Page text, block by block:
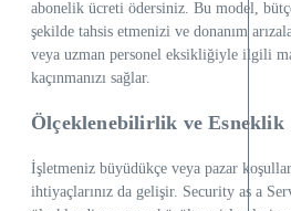
abonelik ücreti ödersiniz. Bu model,
şekilde tahsis etmenizi ve donanım
veya uzman personel eksikliğiyle ilgili
kaçınmanızı sağlar.
Ölçeklenebilirlik ve Esneklik
İşletmeniz büyüdükçe veya pazar
ihtiyaçlarınız da gelişir. Security as a